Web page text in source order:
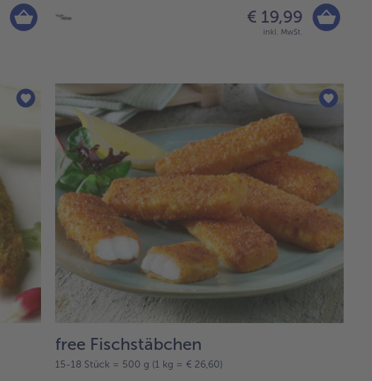
€ 19,99
inkl. MwSt.
free Fischstäbchen
15-18 Stück = 500 g (1 kg = € 26,60)